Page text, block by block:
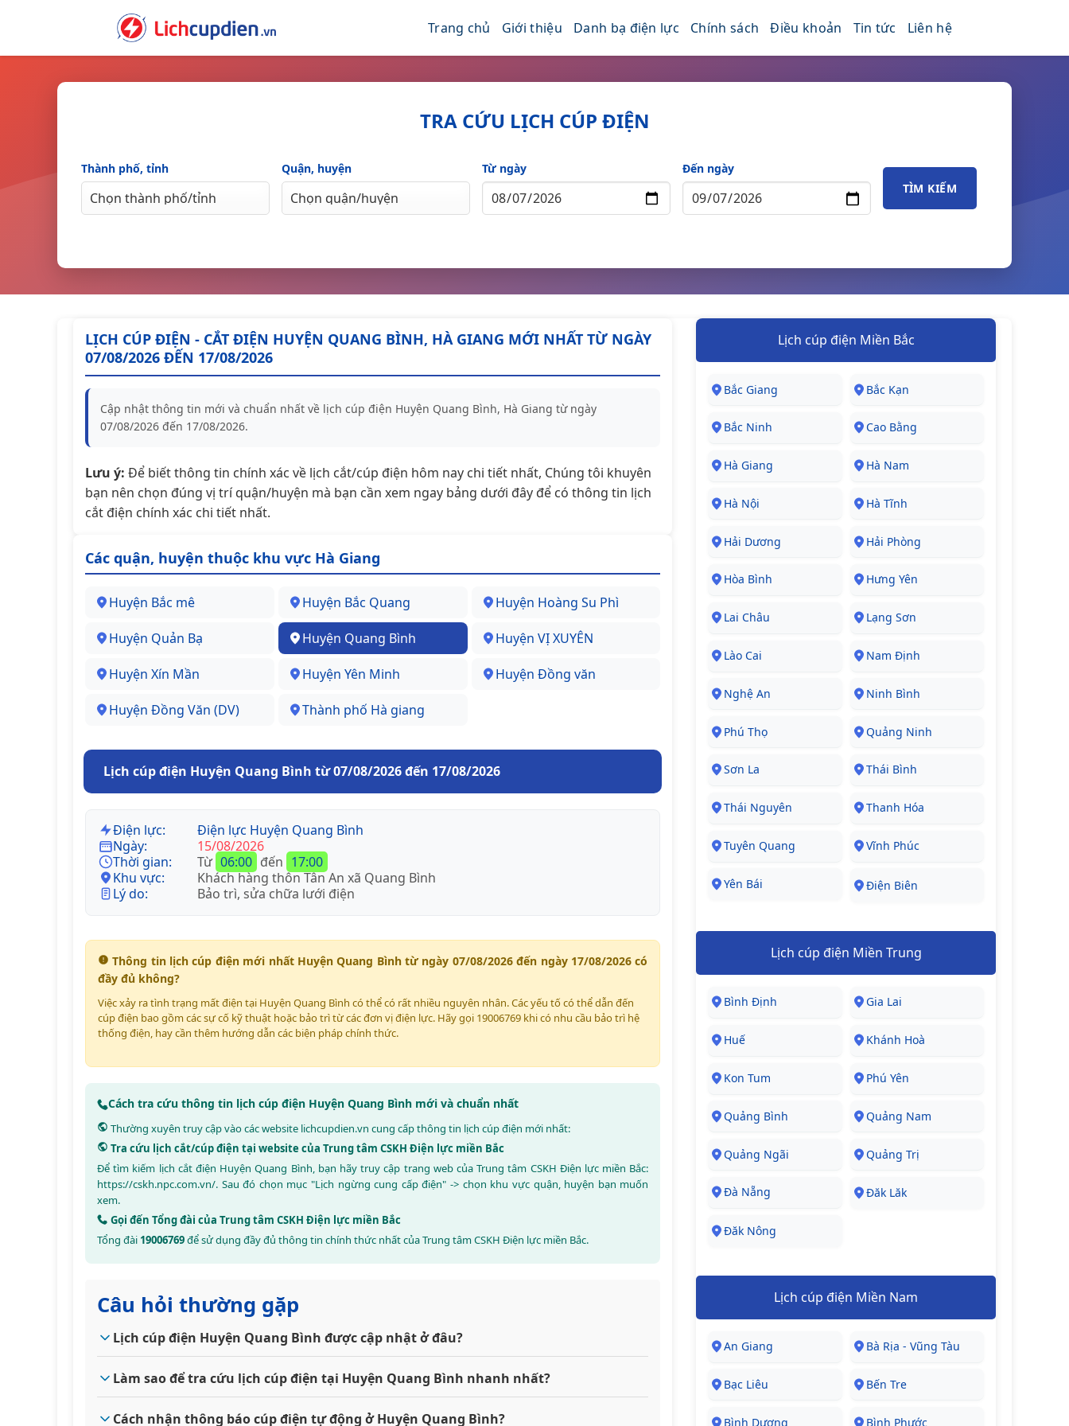
Trang chủ Giới thiệu Danh bạ điện lực Chính sách Điều khoản Tin tức Liên hệ
TRA CỨU LỊCH CÚP ĐIỆN
Thành phố, tỉnh Quận, huyện Từ ngày
Đến ngày
TÌM KIẾM
LỊCH CÚP ĐIỆN - CẮT ĐIỆN HUYỆN QUANG BÌNH, HÀ GIANG MỚI NHẤT TỪ NGÀY
07/08/2026 ĐẾN 17/08/2026
Cập nhật thông tin mới và chuẩn nhất về lịch cúp điện Huyện Quang Bình, Hà Giang từ ngày
07/08/2026 đến 17/08/2026.
Lưu ý: Để biết thông tin chính xác về lịch cắt/cúp điện hôm nay chi tiết nhất, Chúng tôi khuyên
bạn nên chọn đúng vị trí quận/huyện mà bạn cần xem ngay bảng dưới đây để có thông tin lịch
cắt điện chính xác chi tiết nhất.
Các quận, huyện thuộc khu vực Hà Giang
Huyện Bắc mê Huyện Bắc Quang Huyện Hoàng Su Phì
Huyện Quản Bạ Huyện Quang Bình Huyện VỊ XUYÊN
Huyện Xín Mần Huyện Yên Minh Huyện Đồng văn
Huyện Đồng Văn (DV) Thành phố Hà giang
Lịch cúp điện Huyện Quang Bình từ 07/08/2026 đến 17/08/2026
Điện lực:
Điện lực Huyện Quang Bình
Ngày:
15/08/2026
Thời gian:
Từ 06:00 đến 17:00
Khu vực:
Khách hàng thôn Tân An xã Quang Bình
Lý do:
Bảo trì, sửa chữa lưới điện
Thông tin lịch cúp điện mới nhất Huyện Quang Bình từ ngày 07/08/2026 đến ngày 17/08/2026 có
đầy đủ không?
Việc xảy ra tình trạng mất điện tại Huyện Quang Bình có thể có rất nhiều nguyên nhân. Các yếu tố có thể dẫn đến
cúp điện bao gồm các sự cố kỹ thuật hoặc bảo trì từ các đơn vị điện lực. Hãy gọi 19006769 khi có nhu cầu bảo trì hệ
thống điện, hay cần thêm hướng dẫn các biện pháp chính thức.
Cách tra cứu thông tin lịch cúp điện Huyện Quang Bình mới và chuẩn nhất
Thường xuyên truy cập vào các website lichcupdien.vn cung cấp thông tin lịch cúp điện mới nhất:
Tra cứu lịch cắt/cúp điện tại website của Trung tâm CSKH Điện lực miền Bắc
Để tìm kiếm lịch cắt điện Huyện Quang Bình, bạn hãy truy cập trang web của Trung tâm CSKH Điện lực miền Bắc:
https://cskh.npc.com.vn/. Sau đó chọn mục "Lịch ngừng cung cấp điện" -> chọn khu vực quận, huyện bạn muốn
xem.
Gọi đến Tổng đài của Trung tâm CSKH Điện lực miền Bắc
Tổng đài 19006769để sử dụng đầy đủ thông tin chính thức nhất của Trung tâm CSKH Điện lực miền Bắc.
Câu hỏi thường gặp
Lịch cúp điện Huyện Quang Bình được cập nhật ở đâu?
Làm sao để tra cứu lịch cúp điện tại Huyện Quang Bình nhanh nhất?
Cách nhận thông báo cúp điện tự động ở Huyện Quang Bình?
Lịch cúp điện Miền Bắc
Bắc Giang Bắc Kạn
Bắc Ninh Cao Bằng
Hà Giang Hà Nam
Hà Nội Hà Tĩnh
Hải Dương Hải Phòng
Hòa Bình Hưng Yên
Lai Châu Lạng Sơn
Lào Cai Nam Định
Nghệ An Ninh Bình
Phú Thọ Quảng Ninh
Sơn La Thái Bình
Thái Nguyên Thanh Hóa
Tuyên Quang Vĩnh Phúc
Yên Bái Điện Biên
Lịch cúp điện Miền Trung
Bình Định Gia Lai
Huế Khánh Hoà
Kon Tum Phú Yên
Quảng Bình Quảng Nam
Quảng Ngãi Quảng Trị
Đà Nẵng Đăk Lăk
Đăk Nông
Lịch cúp điện Miền Nam
An Giang Bà Rịa - Vũng Tàu
Bạc Liêu Bến Tre
Bình Dương Bình Phước